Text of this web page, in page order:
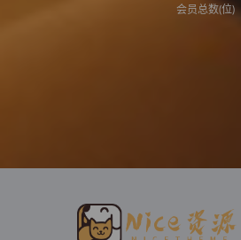
会员总数(位)